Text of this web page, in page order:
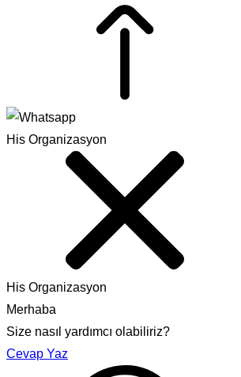
His Organizasyon
His Organizasyon
Merhaba
Size nasıl yardımcı olabiliriz?
Cevap Yaz